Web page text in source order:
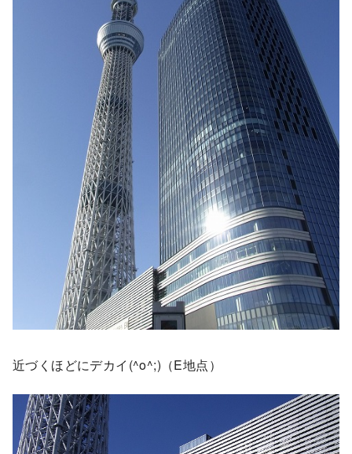
近づくほどにデカイ(^o^;)（E地点）